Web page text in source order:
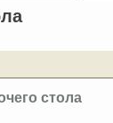
стола